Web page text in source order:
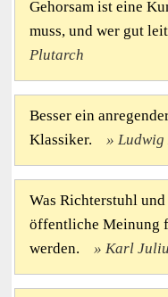
Gehorsam ist eine
muss, und wer gut
Plutarch
Besser ein
Klassiker.
Ludwig
Was Richterstuhl
öffentliche Meinung
werden.
Karl